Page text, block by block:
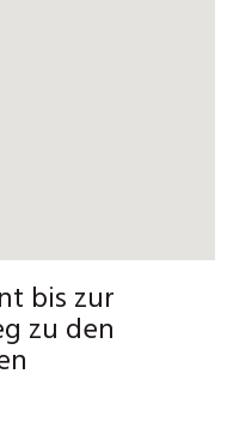
bis zur
zu den